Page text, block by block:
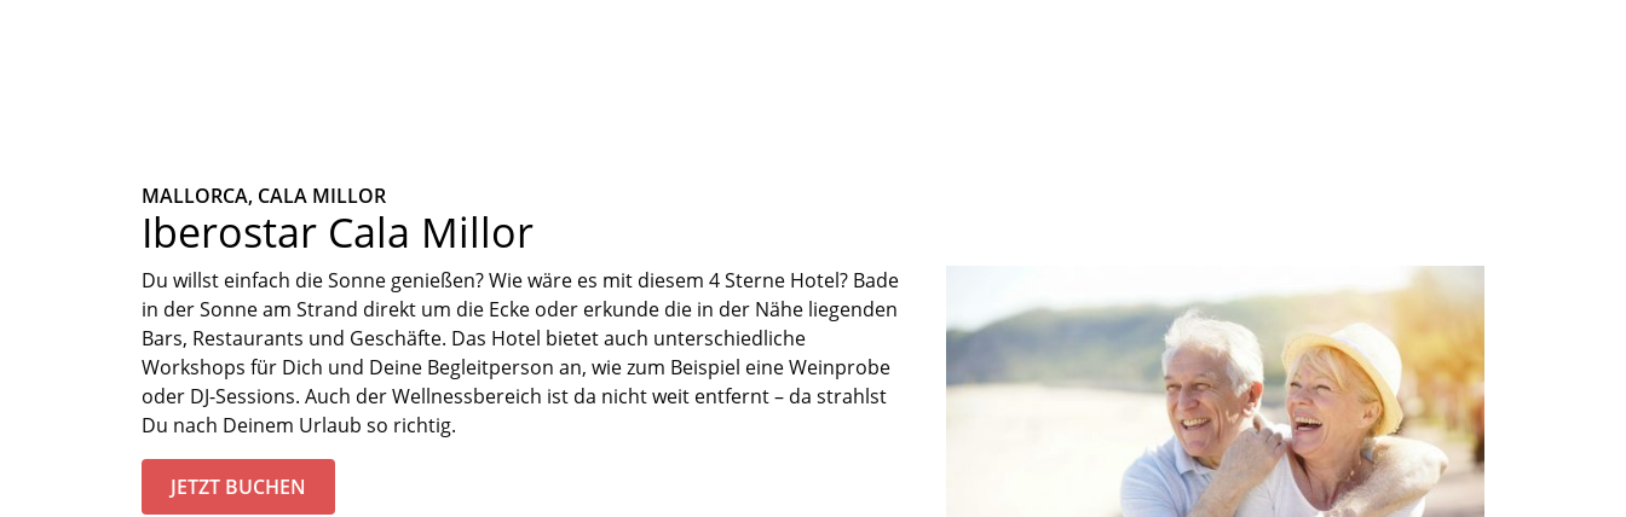
MALLORCA, CALA MILLOR
Iberostar Cala Millor
Du willst einfach die Sonne genießen? Wie wäre es mit diesem 4 Sterne Hotel? Bade
in der Sonne am Strand direkt um die Ecke oder erkunde die in der Nähe liegenden
Bars, Restaurants und Geschäfte. Das Hotel bietet auch unterschiedliche
Workshops für Dich und Deine Begleitperson an, wie zum Beispiel eine Weinprobe
oder DJ-Sessions. Auch derWellnessbereich ist da nicht weit entfernt – da strahlst
Du nach Deinem Urlaub so richtig.
JETZT BUCHEN